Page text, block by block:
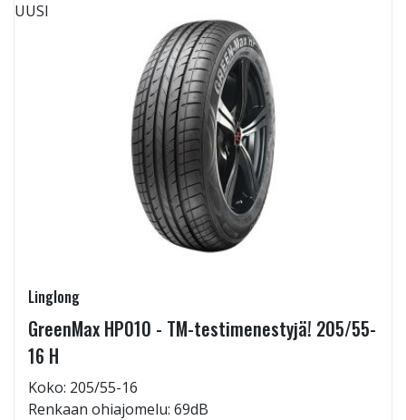
UUSI
Linglong
GreenMax HP010 - TM-testimenestyjä! 205/55-
16 H
Koko: 205/55-16
Renkaan ohiajomelu: 69dB